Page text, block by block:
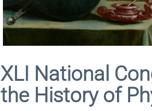
XLI National
the History of